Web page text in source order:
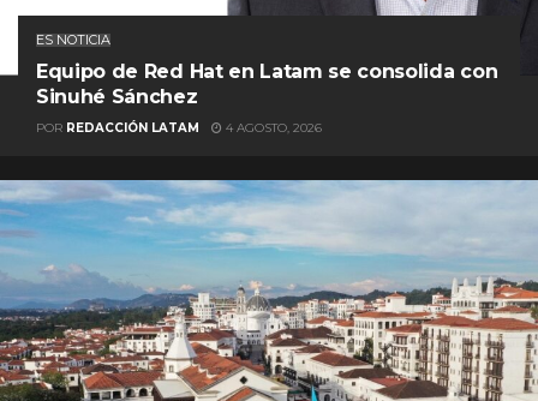
ES NOTICIA
Equipo de Red Hat en Latam se consolida con
Sinuhé Sánchez
POR REDACCIÓN LATAM 4 AGOSTO, 2026